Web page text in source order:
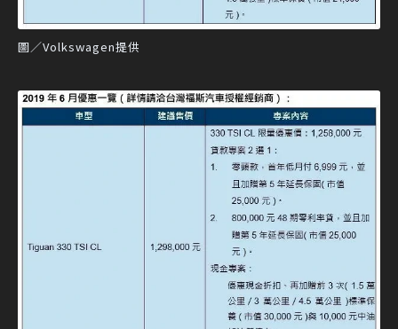
圖／Volkswagen提供